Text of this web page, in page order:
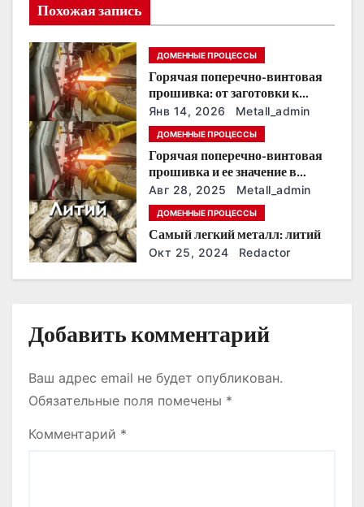
я
п
о
з
а
п
и
с
я
Похожая запись
ДОМЕННЫЕ ПРОЦЕССЫ
Горячая поперечно-винтовая
прошивка: от заготовки к
точной трубной детали
Янв 14, 2026 Metall_admin
ДОМЕННЫЕ ПРОЦЕССЫ
Горячая поперечно-винтовая
прошивка и ее значение в
машиностроении
Авг 28, 2025 Metall_admin
ДОМЕННЫЕ ПРОЦЕССЫ
Самый легкий металл: литий
Окт 25, 2024 Redactor
Добавить комментарий
Ваш адрес email не будет опубликован.
Обязательные поля помечены *
Комментарий *